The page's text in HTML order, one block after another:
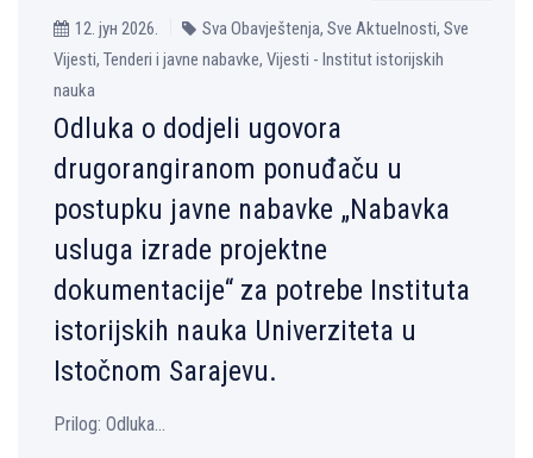
12. јун 2026.
Sva Obavještenja, Sve Aktuelnosti, Sve
Vijesti, Tenderi i javne nabavke, Vijesti - Institut istorijskih
nauka
Odluka o dodjeli ugovora
drugorangiranom ponuđaču u
postupku javne nabavke „Nabavka
usluga izrade projektne
dokumentacije“ za potrebe Instituta
istorijskih nauka Univerziteta u
Istočnom Sarajevu.
Prilog: Odluka...